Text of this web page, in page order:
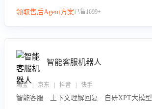
领取售后Agent方案已售1699+
智能客服机器人
淘宝 | 京东 | 抖音 | 快手
智能客服 · 上下文理解回复 · 自研XPT大模型